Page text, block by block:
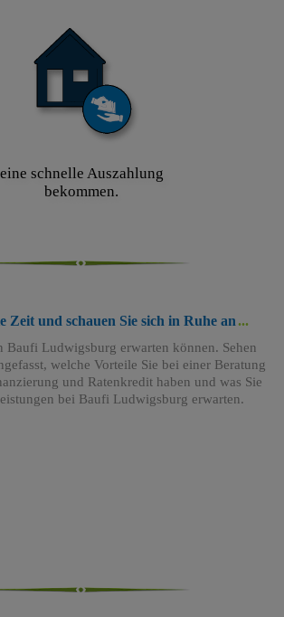
eine schnelle Auszahlung
bekommen.
Zeit und schauen Sie sich in Ruhe an
Baufi Ludwigsburg erwarten können. Sehen
welche Vorteile Sie bei einer Beratung
und Ratenkredit haben und was Sie
bei Baufi Ludwigsburg erwarten.